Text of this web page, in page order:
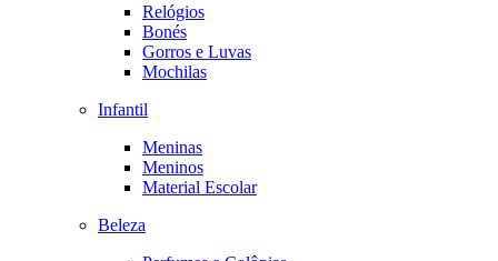
Relógios
Bonés
Gorros e Luvas
Mochilas
Infantil
Meninas
Meninos
Material Escolar
Beleza